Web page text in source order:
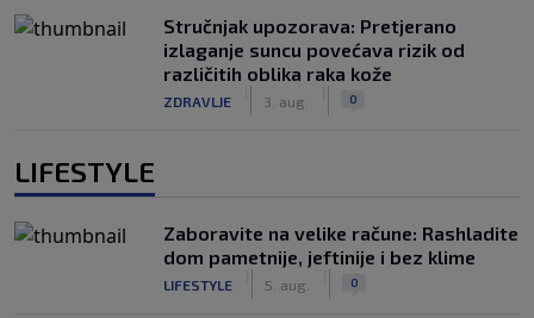
Stručnjak upozorava: Pretjerano
izlaganje suncu povećava rizik od
različitih oblika raka kože
ZDRAVLJE 3. aug. 0
LIFESTYLE
Zaboravite na velike račune: Rashladite
dom pametnije, jeftinije i bez klime
LIFESTYLE 5. aug. 0